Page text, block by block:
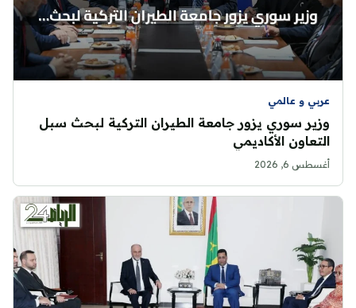
عربي و عالمي
وزير سوري يزور جامعة الطيران التركية لبحث سبل
التعاون الأكاديمي
أغسطس 6, 2026